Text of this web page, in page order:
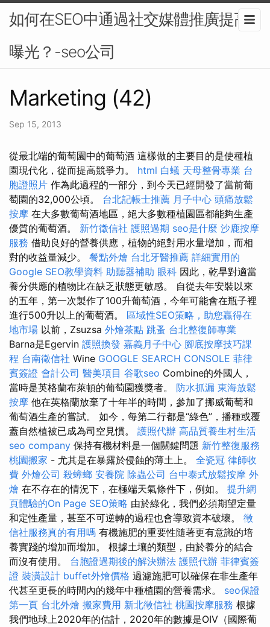
如何在SEO中通過社交媒體推廣提高
曝光？-seo公司
Marketing (42)
Sep 15, 2013
從最北端的葡萄園中的葡萄酒 這樣做的主要目的是使種植
園現代化，從而提高競爭力。 html 白蟻 天母整骨專業 台
胞證照片 作為此過程的一部分，到今天已經開發了當前葡
萄園的32,000公頃。 台北記帳士推薦 月子中心 頭痛放鬆
按摩 在大多數葡萄酒地區，絕大多數種植園區都能夠生產
優質的葡萄酒。 新竹徵信社 護照過期 seo是什麼 沙鹿按摩
服務 借助良好的營養供應，植物的絕對用水量增加，而相
對的收益量減少。 餐點外燴 台北牙醫推薦 詳細實用的
Google SEO教學資料 助聽器補助 眼科 因此，乾旱對適當
養分供應的植物比在缺乏狀態更敏感。 自從去年安裝以來
的五年，第一次製作了100升葡萄酒，今年可能會在瓶子裡
進行500升以上的葡萄酒。 區域性SEO策略，助您贏得在
地市場 以前，Zsuzsa 外燴茶點 跳蚤 台北整復師專業
Barna是Egervin 護照換發 嘉義月子中心 腳底按摩技巧課
程 台南徵信社 Wine GOOGLE SEARCH CONSOLE 菲律
賓簽證 會計公司 醫美項目 谷歌seo Combine的外國人，
當時是英格蘭布萊頓的葡萄園獲獎者。 防水抓漏 東海放鬆
按摩 他在英格蘭放棄了十年半的時間，參加了挪威葡萄和
葡萄酒生產的嘗試。 如今，每第二行都是“綠色”，播種或覆
蓋自然植被已成為司空見慣。 護照代辦 高品質養生村生活
seo company 保持有機材料是一個關鍵問題 新竹整復服務
桃園搬家 - 尤其是在暴露於侵蝕的薄土上。 全瓷冠 律師收
費 外燴公司 殺蟑螂 安養院 除蟲公司 台中泰式放鬆按摩 外
燴 在不存在的情況下，在極端天氣條件下，例如。 提升網
頁體驗的On Page SEO策略 由於綠化，我們必須期望定量
和定性產量，甚至不可逆轉的過程也會導致資本破壞。 徵
信社服務真的有用嗎 有機施肥的重要性隨著更有意識的培
養實踐的增加而增加。 根據土壤的類型，由於養分的結合
而沒有使用。 台胞證過期後的解決辦法 護照代辦 菲律賓簽
證 裝潢設計 buffet外燴價格 過濾施肥可以確保在非生產年
代甚至更長的時間內的幾年中種植園的營養需求。 seo保證
第一頁 台北外燴 搬家費用 新北徵信社 桃園按摩服務 根據
我們地球上2020年的估計，2020年的數據是OIV（國際葡